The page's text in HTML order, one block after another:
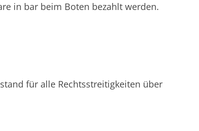
in bar beim Boten bezahlt werden.
für alle Rechtsstreitigkeiten über